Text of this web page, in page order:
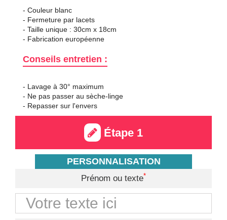
- Couleur blanc
- Fermeture par lacets
- Taille unique : 30cm x 18cm
- Fabrication européenne
Conseils entretien :
- Lavage à 30° maximum
- Ne pas passer au sèche-linge
- Repasser sur l'envers
Étape 1
PERSONNALISATION
Prénom ou texte*